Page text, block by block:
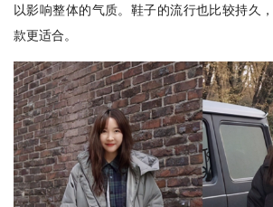
以影响整体的气质。鞋子的流行也比较持久
款更适合。